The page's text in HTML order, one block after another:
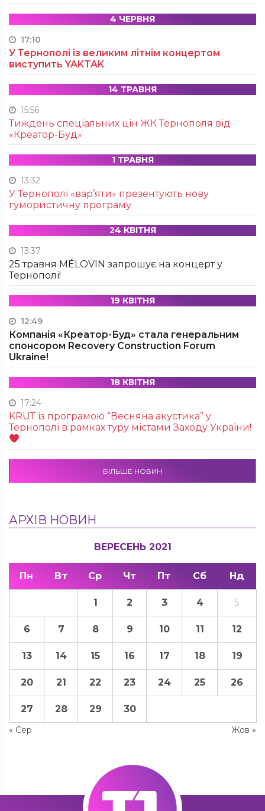
4 ЧЕРВНЯ
17:10
У Тернополі із великим літнім концертом
виступить YAKTAK
14 ТРАВНЯ
15:56
Тиждень спеціальних цін ЖК Тернополя від
«Креатор-Буд»
1 ТРАВНЯ
13:32
У Тернополі «вар’яти» презентують нову
гумористичну програму
24 КВІТНЯ
13:37
25 травня MÉLOVIN запрошує на концерт у
Тернополі!
19 КВІТНЯ
12:49
Компанія «Креатор-Буд» стала генеральним
спонсором Recovery Construction Forum
Ukraine!
18 КВІТНЯ
17:24
KRUТ із програмою “Весняна акустика” у
Тернополі в рамках туру містами Заходу України!
БІЛЬШЕ НОВИН
АРХІВ НОВИН
ВЕРЕСЕНЬ 2021
Пн Вт Ср Чт Пт Сб Нд
« Сер Жов »
1 2 3 4 5
6 7 8 9 10 11 12
13 14 15 16 17 18 19
20 21 22 23 24 25 26
27 28 29 30